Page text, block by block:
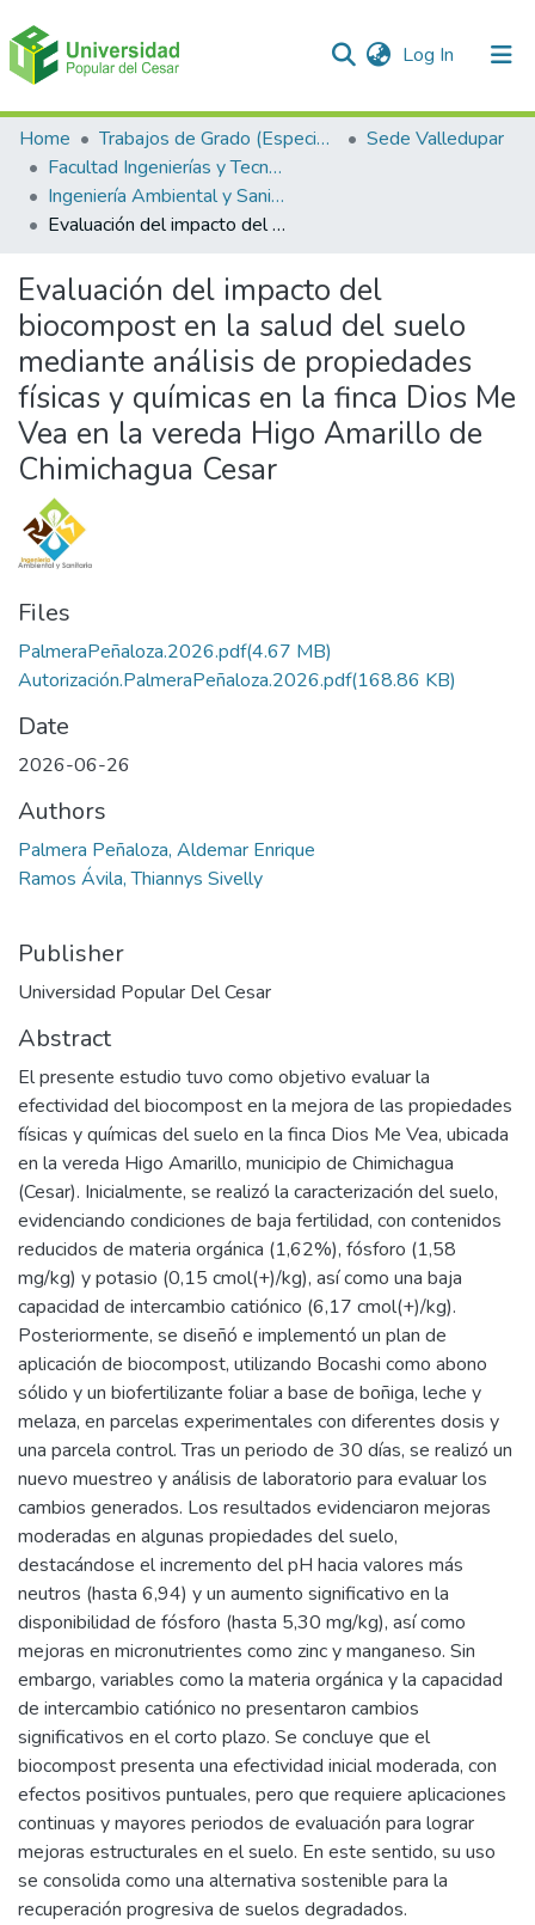
Log In (current)
Communities & Collections
All of DSpace
Statistics
Home Trabajos de Grado (Especializaciones y Pregrados)
Sede Valledupar
Facultad Ingenierías y Tecnologías
Ingeniería Ambiental y Sanitaria.
Evaluación del impacto del biocompost en la salud del suelo mediante análisis de propiedades físicas y químicas en la finca Dios Me Vea en la vereda Higo Amarillo de Chimichagua Cesar
Evaluación del impacto del
biocompost en la salud del suelo
mediante análisis de propiedades
físicas y químicas en la finca Dios Me
Vea en la vereda Higo Amarillo de
Chimichagua Cesar
Files
PalmeraPeñaloza.2026.pdf(4.67 MB)
Autorización.PalmeraPeñaloza.2026.pdf(168.86 KB)
Date
2026-06-26
Authors
Palmera Peñaloza, Aldemar Enrique
Ramos Ávila, Thiannys Sivelly
Publisher
Universidad Popular Del Cesar
Abstract
El presente estudio tuvo como objetivo evaluar la
efectividad del biocompost en la mejora de las propiedades
físicas y químicas del suelo en la finca Dios Me Vea, ubicada
en la vereda Higo Amarillo, municipio de Chimichagua
(Cesar). Inicialmente, se realizó la caracterización del suelo,
evidenciando condiciones de baja fertilidad, con contenidos
reducidos de materia orgánica (1,62%), fósforo (1,58
mg/kg) y potasio (0,15 cmol(+)/kg), así como una baja
capacidad de intercambio catiónico (6,17 cmol(+)/kg).
Posteriormente, se diseñó e implementó un plan de
aplicación de biocompost, utilizando Bocashi como abono
sólido y un biofertilizante foliar a base de boñiga, leche y
melaza, en parcelas experimentales con diferentes dosis y
una parcela control. Tras un periodo de 30 días, se realizó un
nuevo muestreo y análisis de laboratorio para evaluar los
cambios generados. Los resultados evidenciaron mejoras
moderadas en algunas propiedades del suelo,
destacándose el incremento del pH hacia valores más
neutros (hasta 6,94) y un aumento significativo en la
disponibilidad de fósforo (hasta 5,30 mg/kg), así como
mejoras en micronutrientes como zinc y manganeso. Sin
embargo, variables como la materia orgánica y la capacidad
de intercambio catiónico no presentaron cambios
significativos en el corto plazo. Se concluye que el
biocompost presenta una efectividad inicial moderada, con
efectos positivos puntuales, pero que requiere aplicaciones
continuas y mayores periodos de evaluación para lograr
mejoras estructurales en el suelo. En este sentido, su uso
se consolida como una alternativa sostenible para la
recuperación progresiva de suelos degradados.